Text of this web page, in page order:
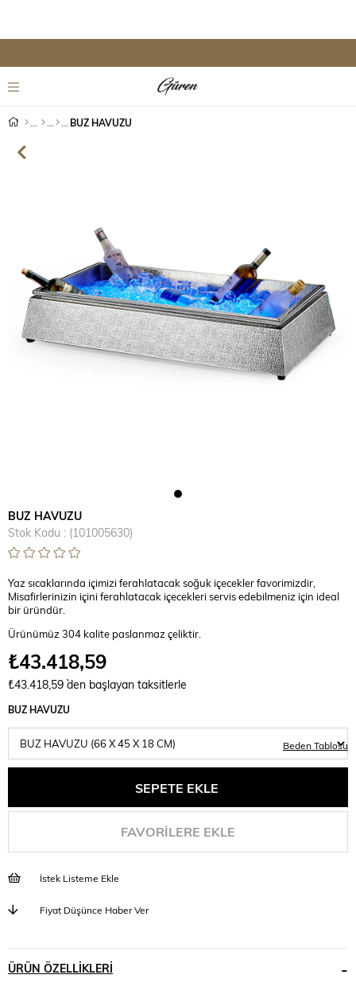
BUZ HAVUZU
BUZ HAVUZU
Stok Kodu
(101005630)
Yaz sıcaklarında içimizi ferahlatacak soğuk içecekler favorimizdir,
Misafirlerinizin içini ferahlatacak içecekleri servis edebilmeniz için ideal
bir üründür.
Ürünümüz 304 kalite paslanmaz çeliktir.
₺43.418,59
₺43.418,59 `den başlayan taksitlerle
BUZ HAVUZU
Beden Tablosu
FAVORILERE EKLE
İstek Listeme Ekle
Fiyat Düşünce Haber Ver
ÜRÜN ÖZELLIKLERI